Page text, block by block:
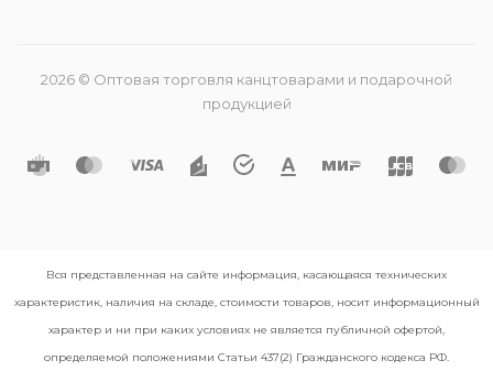
2026 © Оптовая торговля канцтоварами и подарочной
продукцией
Вся представленная на сайте информация, касающаяся технических
характеристик, наличия на складе, стоимости товаров, носит информационный
характер и ни при каких условиях не является публичной офертой,
определяемой положениями Статьи 437(2) Гражданского кодекса РФ.